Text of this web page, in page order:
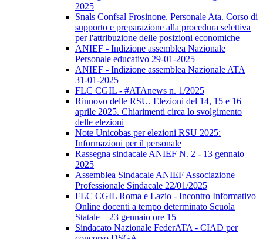
2025
Snals Confsal Frosinone. Personale Ata. Corso di
supporto e preparazione alla procedura selettiva
per l'attribuzione delle posizioni economiche
ANIEF - Indizione assemblea Nazionale
Personale educativo 29-01-2025
ANIEF - Indizione assemblea Nazionale ATA
31-01-2025
FLC CGIL - #ATAnews n. 1/2025
Rinnovo delle RSU. Elezioni del 14, 15 e 16
aprile 2025. Chiarimenti circa lo svolgimento
delle elezioni
Note Unicobas per elezioni RSU 2025:
Informazioni per il personale
Rassegna sindacale ANIEF N. 2 - 13 gennaio
2025
Assemblea Sindacale ANIEF Associazione
Professionale Sindacale 22/01/2025
FLC CGIL Roma e Lazio - Incontro Informativo
Online docenti a tempo determinato Scuola
Statale – 23 gennaio ore 15
Sindacato Nazionale FederATA - CIAD per